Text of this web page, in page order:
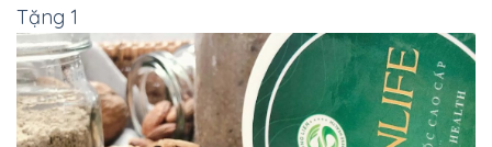
Tặng 1